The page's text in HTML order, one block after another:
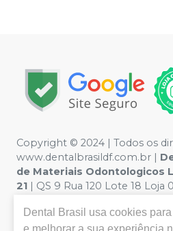
Copyright © 2024 | Todos os
www.dentalbrasildf.com.br |
de Materiais Odontologicos
21 | QS 9 Rua 120 Lote 18 Loja
Segurança - Fotos meramente
Dental Brasil usa cookies
e melhorar a sua experiência